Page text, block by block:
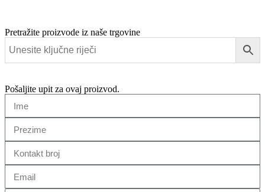
Pretražite proizvode iz naše trgovine
Pošaljite upit za ovaj proizvod.